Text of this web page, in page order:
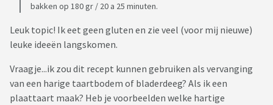
bakken op 180 gr / 20 a 25 minuten.
Leuk topic! Ik eet geen gluten en zie veel (voor mij nieuwe)
leuke ideeën langskomen.
Vraagje...ik zou dit recept kunnen gebruiken als vervanging
van een harige taartbodem of bladerdeeg? Als ik een
plaattaart maak? Heb je voorbeelden welke hartige